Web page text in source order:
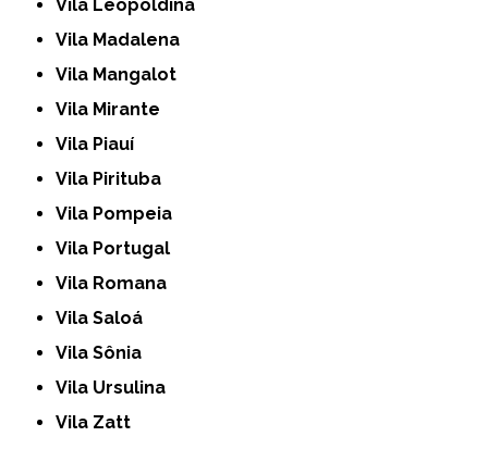
Vila Leopoldina
Vila Madalena
Vila Mangalot
Vila Mirante
Vila Piauí
Vila Pirituba
Vila Pompeia
Vila Portugal
Vila Romana
Vila Saloá
Vila Sônia
Vila Ursulina
Vila Zatt